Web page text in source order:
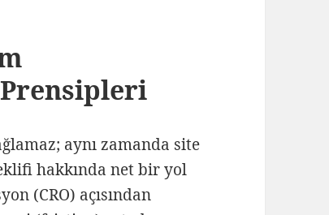
aynı zamanda site
hakkında net bir yol
(CRO) açısından